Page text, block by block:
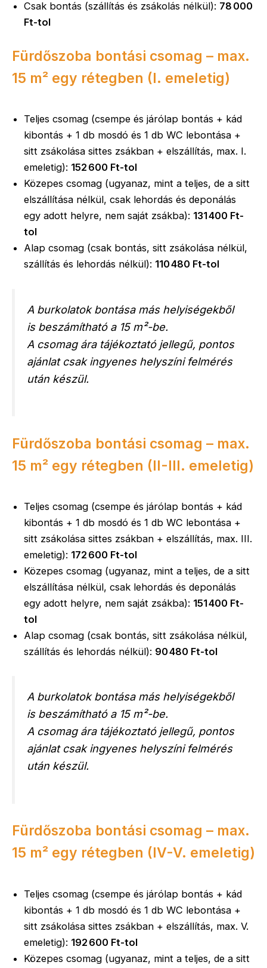
Csak bontás (szállítás és zsákolás nélkül): 78 000
Ft-tol
Fürdőszoba bontási csomag – max.
15 m² egy rétegben (I. emeletig)
Teljes csomag (csempe és járólap bontás + kád
kibontás + 1 db mosdó és 1 db WC lebontása +
sitt zsákolása sittes zsákban + elszállítás, max. I.
emeletig): 152 600 Ft-tol
Közepes csomag (ugyanaz, mint a teljes, de a sitt
elszállítása nélkül, csak lehordás és deponálás
egy adott helyre, nem saját zsákba): 131 400 Ft-
tol
Alap csomag (csak bontás, sitt zsákolása nélkül,
szállítás és lehordás nélkül): 110 480 Ft-tol
A burkolatok bontása más helyiségekből
is beszámítható a 15 m²-be.
A csomag ára tájékoztató jellegű, pontos
ajánlat csak ingyenes helyszíni felmérés
után készül.
Fürdőszoba bontási csomag – max.
15 m² egy rétegben (II-III. emeletig)
Teljes csomag (csempe és járólap bontás + kád
kibontás + 1 db mosdó és 1 db WC lebontása +
sitt zsákolása sittes zsákban + elszállítás, max. III.
emeletig): 172 600 Ft-tol
Közepes csomag (ugyanaz, mint a teljes, de a sitt
elszállítása nélkül, csak lehordás és deponálás
egy adott helyre, nem saját zsákba): 151 400 Ft-
tol
Alap csomag (csak bontás, sitt zsákolása nélkül,
szállítás és lehordás nélkül): 90 480 Ft-tol
A burkolatok bontása más helyiségekből
is beszámítható a 15 m²-be.
A csomag ára tájékoztató jellegű, pontos
ajánlat csak ingyenes helyszíni felmérés
után készül.
Fürdőszoba bontási csomag – max.
15 m² egy rétegben (IV-V. emeletig)
Teljes csomag (csempe és járólap bontás + kád
kibontás + 1 db mosdó és 1 db WC lebontása +
sitt zsákolása sittes zsákban + elszállítás, max. V.
emeletig): 192 600 Ft-tol
Közepes csomag (ugyanaz, mint a teljes, de a sitt